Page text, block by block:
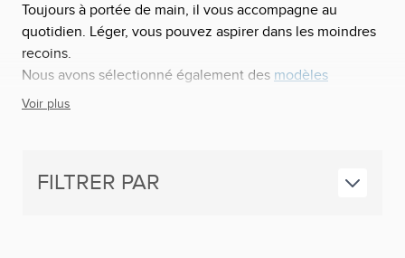
Toujours à portée de main, il vous accompagne au
quotidien. Léger, vous pouvez aspirer dans les moindres
recoins.
Nous avons sélectionné également des modèles
spécifiquement adaptés à l’aspiration des tissus
Voir plus
FILTRER PAR